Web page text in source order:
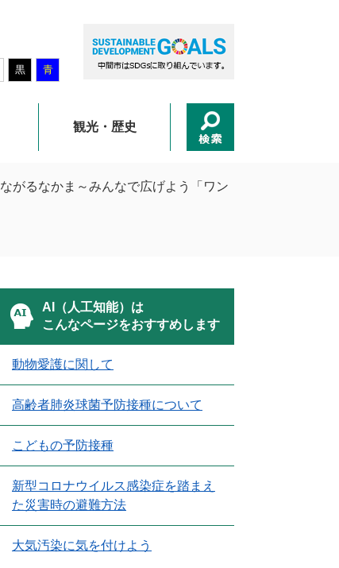
黒 青
観光・歴史
がるなかま～みんなで広げよう「ワン
AI（人工知能）は
こんなページをおすすめします
動物愛護に関して
高齢者肺炎球菌予防接種について
こどもの予防接種
新型コロナウイルス感染症を踏まえ
た災害時の避難方法
大気汚染に気を付けよう